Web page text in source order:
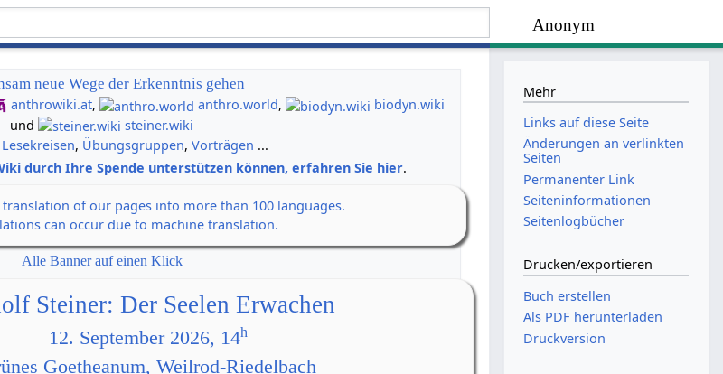
Anonym
neue Wege der Erkenntnis gehen
anthrowiki.at, anthro.world,
biodyn.wiki
und
steiner.wiki
Lesekreisen, Übungsgruppen,Vorträgen ...
durch Ihre Spende unterstützen können, erfahren Sie hier.
of our pages into more than 100 languages.
can occur due to machine translation.
Alle Banner auf einen Klick
Steiner: Der Seelen Erwachen
12. September 2026, 14h
Goetheanum, Weilrod-Riedelbach
Mehr
Links auf diese Seite
Änderungen an verlinkten
Seiten
Permanenter Link
Seiten­­informationen
Seitenlogbücher
Drucken/­exportieren
Buch erstellen
Als PDF herunterladen
Druckversion